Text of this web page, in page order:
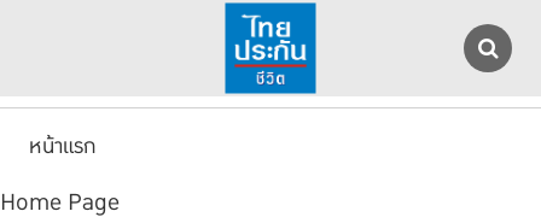
หน้าแรก
Home Page